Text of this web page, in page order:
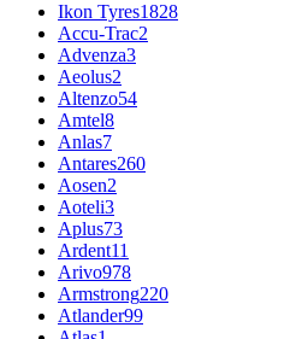
Ikon Tyres1828
Accu-Trac2
Advenza3
Aeolus2
Altenzo54
Amtel8
Anlas7
Antares260
Aosen2
Aoteli3
Aplus73
Ardent11
Arivo978
Armstrong220
Atlander99